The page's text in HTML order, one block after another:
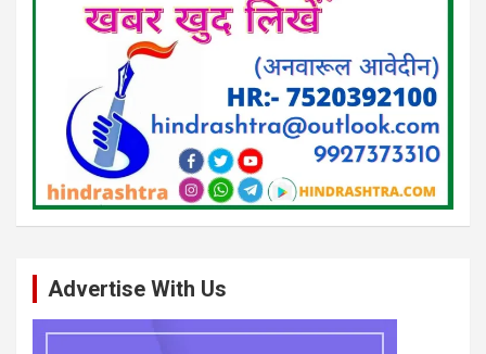
Advertise With Us